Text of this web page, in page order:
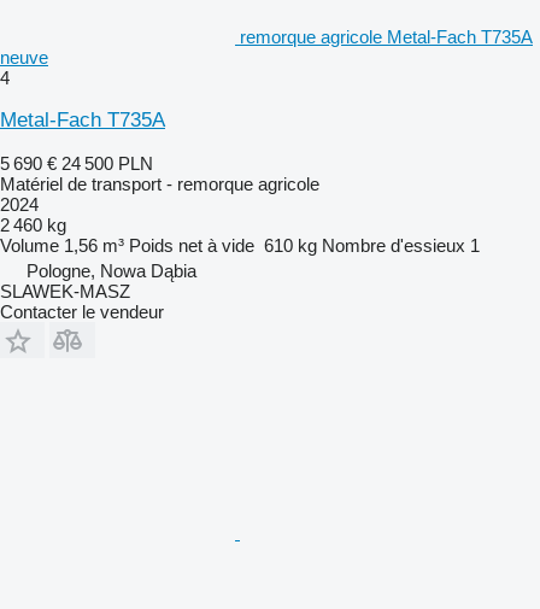
remorque agricole Metal-Fach T735A
neuve
4
Metal-Fach T735A
5 690 € 24 500 PLN
Matériel de transport - remorque agricole
2024
2 460 kg
Volume 1,56 m³ Poids net à vide 610 kg Nombre d'essieux 1
Pologne, Nowa Dąbia
SLAWEK-MASZ
Contacter le vendeur